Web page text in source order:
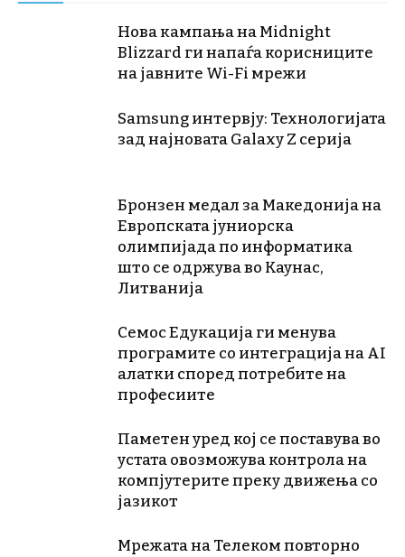
Нова кампања на Midnight
Blizzard ги напаѓа корисниците
на јавните Wi-Fi мрежи
Samsung интервју: Технологијата
зад најновата Galaxy Z серија
Бронзен медал за Македонија на
Европската јуниорска
олимпијада по информатика
што се одржува во Каунас,
Литванија
Семос Едукација ги менува
програмите со интеграција на AI
алатки според потребите на
професиите
Паметен уред кој се поставува во
устата овозможува контрола на
компјутерите преку движења со
јазикот
Мрежата на Телеком повторно